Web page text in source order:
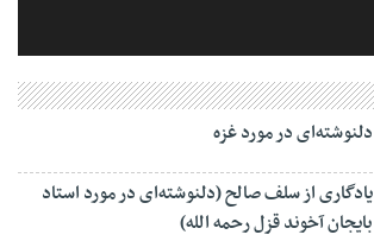
دلنوشته‌ای در مورد غزه
یادگاری از سلف صالح (دلنوشته‌ای در مورد استاد
بایجان آخوند قزل رحمه الله)